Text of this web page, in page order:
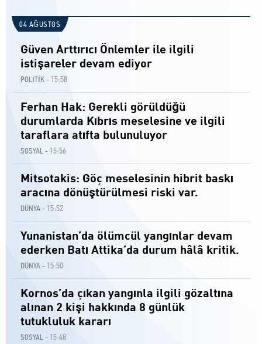
04 AĞUSTOS
Güven Arttırıcı Önlemler ile ilgili
istişareler devam ediyor
POLİTİK - 15:58
Ferhan Hak: Gerekli görüldüğü
durumlarda Kıbrıs meselesine ve ilgili
taraflara atıfta bulunuluyor
SOSYAL - 15:56
Mitsotakis: Göç meselesinin hibrit baskı
aracına dönüştürülmesi riski var.
DÜNYA - 15:52
Yunanistan’da ölümcül yangınlar devam
ederken Batı Attika’da durum hâlâ kritik.
DÜNYA - 15:50
Kornos’da çıkan yangınla ilgili gözaltına
alınan 2 kişi hakkında 8 günlük
tutukluluk kararı
SOSYAL - 15:48